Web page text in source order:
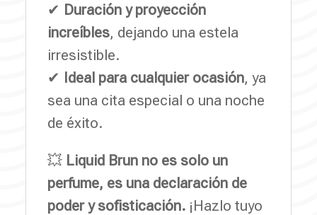
✔ Duración y proyección
increíbles, dejando una estela
irresistible.
✔ Ideal para cualquier ocasión, ya
sea una cita especial o una noche
de éxito.
💥 Liquid Brun no es solo un
perfume, es una declaración de
poder y sofisticación.¡Hazlo tuyo